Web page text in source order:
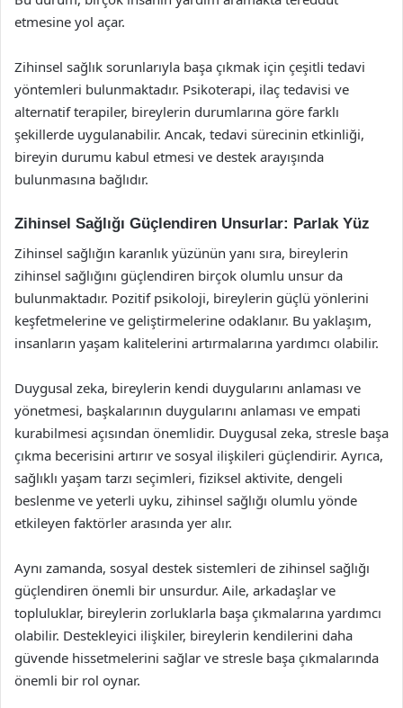
etmesine yol açar.
Zihinsel sağlık sorunlarıyla başa çıkmak için çeşitli tedavi
yöntemleri bulunmaktadır. Psikoterapi, ilaç tedavisi ve
alternatif terapiler, bireylerin durumlarına göre farklı
şekillerde uygulanabilir. Ancak, tedavi sürecinin etkinliği,
bireyin durumu kabul etmesi ve destek arayışında
bulunmasına bağlıdır.
Zihinsel Sağlığı Güçlendiren Unsurlar: Parlak Yüz
Zihinsel sağlığın karanlık yüzünün yanı sıra, bireylerin
zihinsel sağlığını güçlendiren birçok olumlu unsur da
bulunmaktadır. Pozitif psikoloji, bireylerin güçlü yönlerini
keşfetmelerine ve geliştirmelerine odaklanır. Bu yaklaşım,
insanların yaşam kalitelerini artırmalarına yardımcı olabilir.
Duygusal zeka, bireylerin kendi duygularını anlaması ve
yönetmesi, başkalarının duygularını anlaması ve empati
kurabilmesi açısından önemlidir. Duygusal zeka, stresle başa
çıkma becerisini artırır ve sosyal ilişkileri güçlendirir. Ayrıca,
sağlıklı yaşam tarzı seçimleri, fiziksel aktivite, dengeli
beslenme ve yeterli uyku, zihinsel sağlığı olumlu yönde
etkileyen faktörler arasında yer alır.
Aynı zamanda, sosyal destek sistemleri de zihinsel sağlığı
güçlendiren önemli bir unsurdur. Aile, arkadaşlar ve
topluluklar, bireylerin zorluklarla başa çıkmalarına yardımcı
olabilir. Destekleyici ilişkiler, bireylerin kendilerini daha
güvende hissetmelerini sağlar ve stresle başa çıkmalarında
önemli bir rol oynar.